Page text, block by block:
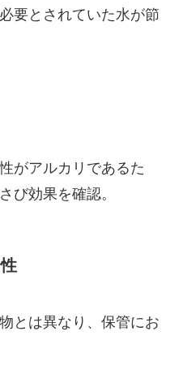
要とされていた水が節
がアルカリであるた
び効果を確認。
とは異なり、保管にお